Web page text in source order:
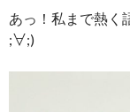
あっ！私まで熱く
;∀;)